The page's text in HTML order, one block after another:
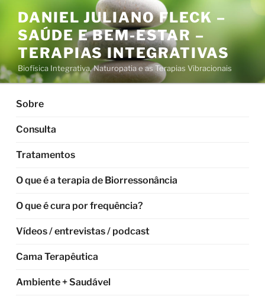
conteúdo
DANIEL JULIANO FLECK –
SAÚDE E BEM-ESTAR –
TERAPIAS INTEGRATIVAS
Biofísica Integrativa, Naturopatia e as Terapias Vibracionais
Sobre
Consulta
Tratamentos
O que é a terapia de Biorressonância
O que é cura por frequência?
Vídeos / entrevistas / podcast
Cama Terapêutica
Ambiente + Saudável